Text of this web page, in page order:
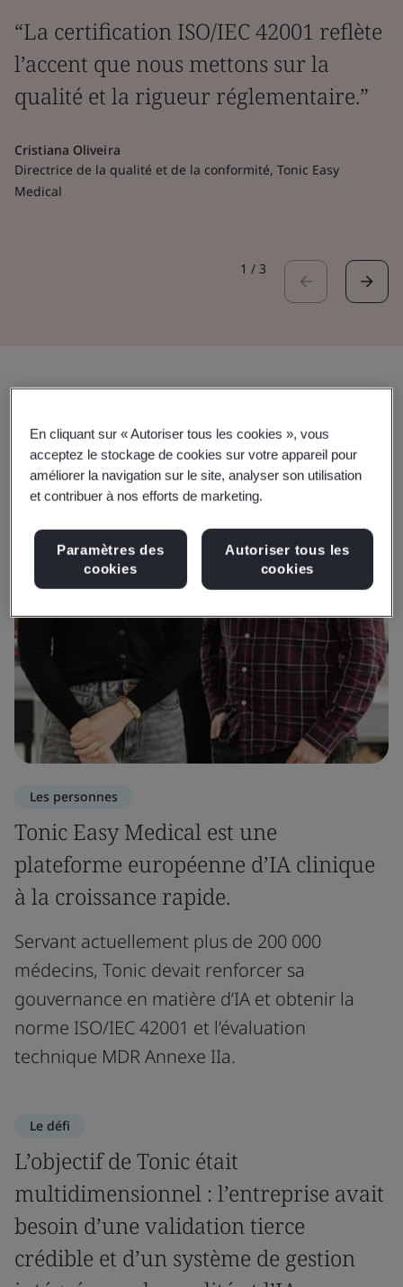
“La certification ISO/IEC 42001 reflète
l’accent que nous mettons sur la
qualité et la rigueur réglementaire.”
Cristiana Oliveira
Directrice de la qualité et de la conformité, Tonic Easy
Medical
1 / 3
Les personnes
Tonic Easy Medical est une
plateforme européenne d’IA clinique
à la croissance rapide.
Servant actuellement plus de 200 000
médecins, Tonic devait renforcer sa
gouvernance en matière d’IA et obtenir la
norme ISO/IEC 42001 et l’évaluation
technique MDR Annexe IIa.
Le défi
L’objectif de Tonic était
multidimensionnel : l’entreprise avait
besoin d’une validation tierce
crédible et d’un système de gestion
En cliquant sur « Autoriser tous les cookies », vous
acceptez le stockage de cookies sur votre appareil pour
améliorer la navigation sur le site, analyser son utilisation
et contribuer à nos efforts de marketing.
Paramètres des
cookies
Autoriser tous les
cookies